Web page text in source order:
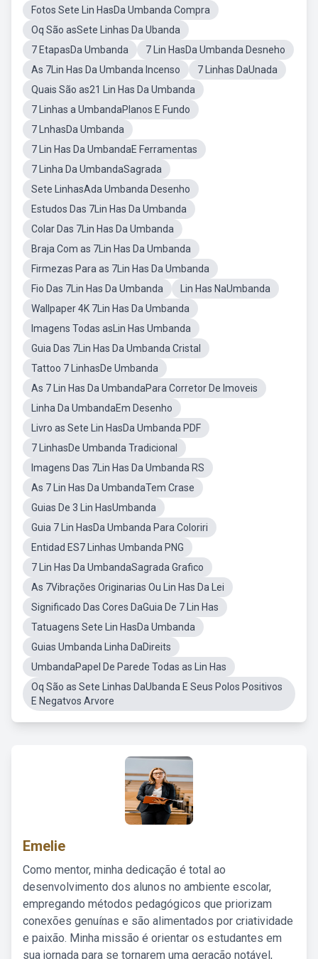
Fotos Sete Lin HasDa Umbanda Compra
Oq São asSete Linhas Da Ubanda
7 EtapasDa Umbanda
7 Lin HasDa Umbanda Desneho
As 7Lin Has Da Umbanda Incenso
7 Linhas DaUnada
Quais São as21 Lin Has Da Umbanda
7 Linhas a UmbandaPlanos E Fundo
7 LnhasDa Umbanda
7 Lin Has Da UmbandaE Ferramentas
7 Linha Da UmbandaSagrada
Sete LinhasAda Umbanda Desenho
Estudos Das 7Lin Has Da Umbanda
Colar Das 7Lin Has Da Umbanda
Braja Com as 7Lin Has Da Umbanda
Firmezas Para as 7Lin Has Da Umbanda
Fio Das 7Lin Has Da Umbanda
Lin Has NaUmbanda
Wallpaper 4K 7Lin Has Da Umbanda
Imagens Todas asLin Has Umbanda
Guia Das 7Lin Has Da Umbanda Cristal
Tattoo 7 LinhasDe Umbanda
As 7 Lin Has Da UmbandaPara Corretor De Imoveis
Linha Da UmbandaEm Desenho
Livro as Sete Lin HasDa Umbanda PDF
7 LinhasDe Umbanda Tradicional
Imagens Das 7Lin Has Da Umbanda RS
As 7 Lin Has Da UmbandaTem Crase
Guias De 3 Lin HasUmbanda
Guia 7 Lin HasDa Umbanda Para Coloriri
Entidad ES7 Linhas Umbanda PNG
7 Lin Has Da UmbandaSagrada Grafico
As 7Vibrações Originarias Ou Lin Has Da Lei
Significado Das Cores DaGuia De 7 Lin Has
Tatuagens Sete Lin HasDa Umbanda
Guias Umbanda Linha DaDireits
UmbandaPapel De Parede Todas as Lin Has
Oq São as Sete Linhas DaUbanda E Seus Polos Positivos
E Negatvos Arvore
Emelie
Como mentor, minha dedicação é total ao
desenvolvimento dos alunos no ambiente escolar,
empregando métodos pedagógicos que priorizam
conexões genuínas e são alimentados por criatividade
e paixão. Minha missão é orientar os estudantes em
sua jornada para se tornarem uma geração notável,